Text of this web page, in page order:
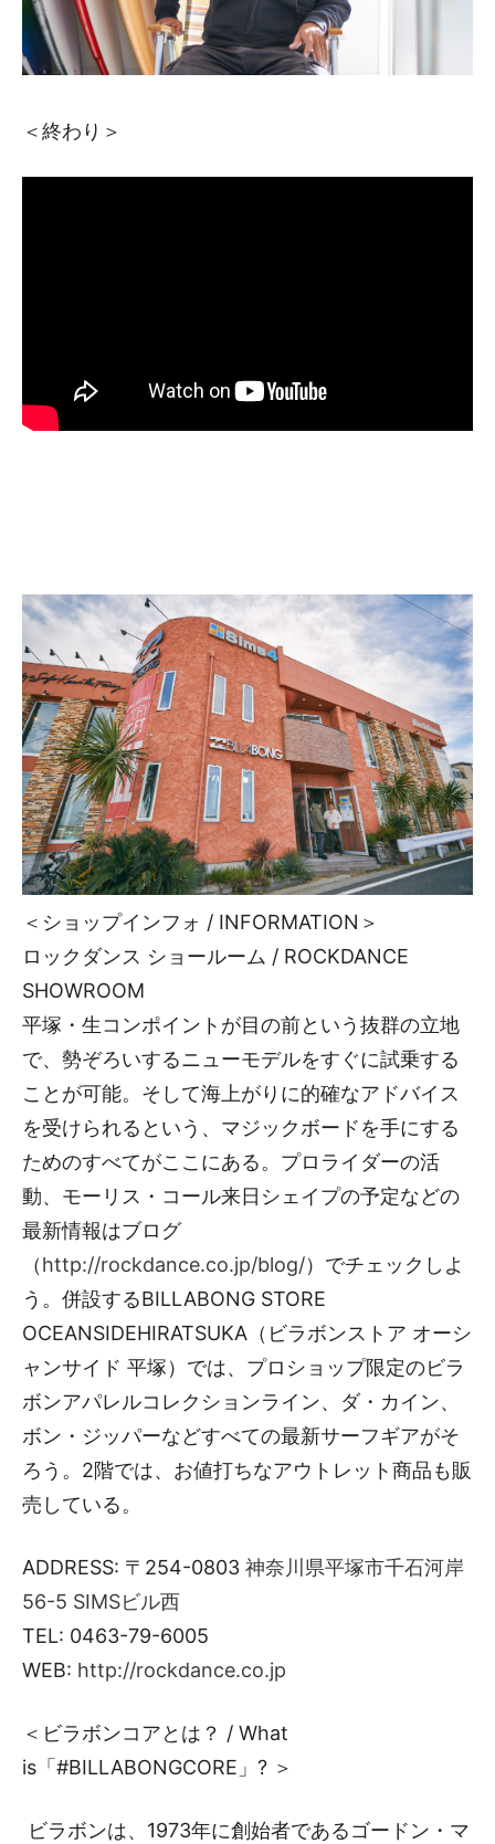
＜終わり＞
＜ショップインフォ / INFORMATION＞
ロックダンス ショールーム / ROCKDANCE
SHOWROOM
平塚・生コンポイントが目の前という抜群の立地
で、勢ぞろいするニューモデルをすぐに試乗する
ことが可能。そして海上がりに的確なアドバイス
を受けられるという、マジックボードを手にする
ためのすべてがここにある。プロライダーの活
動、モーリス・コール来日シェイプの予定などの
最新情報はブログ
（http://rockdance.co.jp/blog/）でチェックしよ
う。併設するBILLABONG STORE
OCEANSIDEHIRATSUKA（ビラボンストア オーシ
ャンサイド 平塚）では、プロショップ限定のビラ
ボンアパレルコレクションライン、ダ・カイン、
ボン・ジッパーなどすべての最新サーフギアがそ
ろう。2階では、お値打ちなアウトレット商品も販
売している。
ADDRESS: 〒254-0803 神奈川県平塚市千石河岸
56-5 SIMSビル西
TEL: 0463-79-6005
WEB: http://rockdance.co.jp
＜ビラボンコアとは？ / What
is「#BILLABONGCORE」? ＞
ビラボンは、1973年に創始者であるゴードン・マ